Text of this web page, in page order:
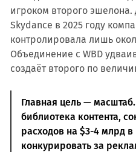
игроком второго
Skydance в 2025 году
контролировала лишь
Объединение с WBD
создаёт второго по
Главная цель —
библиотека контента,
расходов на $3-4 млрд
конкурировать за